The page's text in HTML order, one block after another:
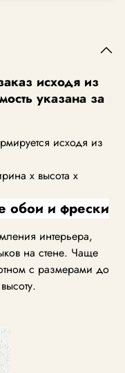
исходя из
указана за
исходя из
х высота х
обои и фрески
интерьера,
на стене. Чаще
с размерами до